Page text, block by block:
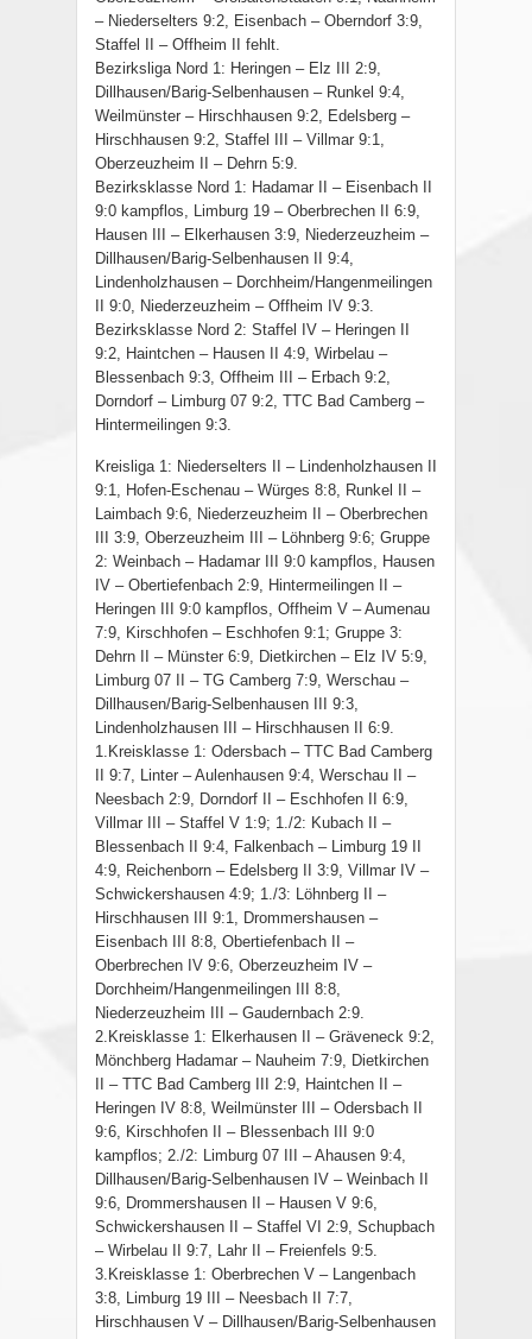
– Niederselters 9:2, Eisenbach – Oberndorf 3:9,
Staffel II – Offheim II fehlt.
Bezirksliga Nord 1: Heringen – Elz III 2:9,
Dillhausen/Barig-Selbenhausen – Runkel 9:4,
Weilmünster – Hirschhausen 9:2, Edelsberg –
Hirschhausen 9:2, Staffel III – Villmar 9:1,
Oberzeuzheim II – Dehrn 5:9.
Bezirksklasse Nord 1: Hadamar II – Eisenbach II
9:0 kampflos, Limburg 19 – Oberbrechen II 6:9,
Hausen III – Elkerhausen 3:9, Niederzeuzheim –
Dillhausen/Barig-Selbenhausen II 9:4,
Lindenholzhausen – Dorchheim/Hangenmeilingen
II 9:0, Niederzeuzheim – Offheim IV 9:3.
Bezirksklasse Nord 2: Staffel IV – Heringen II
9:2, Haintchen – Hausen II 4:9, Wirbelau –
Blessenbach 9:3, Offheim III – Erbach 9:2,
Dorndorf – Limburg 07 9:2, TTC Bad Camberg –
Hintermeilingen 9:3.
Kreisliga 1: Niederselters II – Lindenholzhausen II
9:1, Hofen-Eschenau – Würges 8:8, Runkel II –
Laimbach 9:6, Niederzeuzheim II – Oberbrechen
III 3:9, Oberzeuzheim III – Löhnberg 9:6; Gruppe
2: Weinbach – Hadamar III 9:0 kampflos, Hausen
IV – Obertiefenbach 2:9, Hintermeilingen II –
Heringen III 9:0 kampflos, Offheim V – Aumenau
7:9, Kirschhofen – Eschhofen 9:1; Gruppe 3:
Dehrn II – Münster 6:9, Dietkirchen – Elz IV 5:9,
Limburg 07 II – TG Camberg 7:9, Werschau –
Dillhausen/Barig-Selbenhausen III 9:3,
Lindenholzhausen III – Hirschhausen II 6:9.
1.Kreisklasse 1: Odersbach – TTC Bad Camberg
II 9:7, Linter – Aulenhausen 9:4, Werschau II –
Neesbach 2:9, Dorndorf II – Eschhofen II 6:9,
Villmar III – Staffel V 1:9; 1./2: Kubach II –
Blessenbach II 9:4, Falkenbach – Limburg 19 II
4:9, Reichenborn – Edelsberg II 3:9, Villmar IV –
Schwickershausen 4:9; 1./3: Löhnberg II –
Hirschhausen III 9:1, Drommershausen –
Eisenbach III 8:8, Obertiefenbach II –
Oberbrechen IV 9:6, Oberzeuzheim IV –
Dorchheim/Hangenmeilingen III 8:8,
Niederzeuzheim III – Gaudernbach 2:9.
2.Kreisklasse 1: Elkerhausen II – Gräveneck 9:2,
Mönchberg Hadamar – Nauheim 7:9, Dietkirchen
II – TTC Bad Camberg III 2:9, Haintchen II –
Heringen IV 8:8, Weilmünster III – Odersbach II
9:6, Kirschhofen II – Blessenbach III 9:0
kampflos; 2./2: Limburg 07 III – Ahausen 9:4,
Dillhausen/Barig-Selbenhausen IV – Weinbach II
9:6, Drommershausen II – Hausen V 9:6,
Schwickershausen II – Staffel VI 2:9, Schupbach
– Wirbelau II 9:7, Lahr II – Freienfels 9:5.
3.Kreisklasse 1: Oberbrechen V – Langenbach
3:8, Limburg 19 III – Neesbach II 7:7,
Hirschhausen V – Dillhausen/Barig-Selbenhausen